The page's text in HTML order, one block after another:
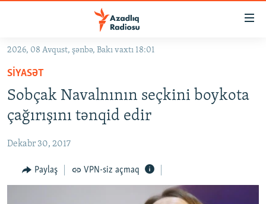
Əsas
qayıt
Əsas
naviqasiyaya
qayıt
Axtarışa
GÜNDƏM
#İZAHLA
KORRUPSIOMETR
#ƏSLINDƏ
FƏRQƏ BAX
QANUNI DOĞRU
2026, 08 Avqust, şənbə, Bakı vaxtı 18:01
SIYASƏT
Sobçak Navalnının seçkini boykota
çağırışını tənqid edir
Dekabr 30, 2017
Paylaş VPN-siz açmaq